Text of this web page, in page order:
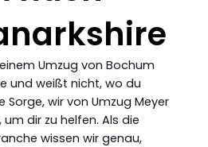
Umzug von Bochum
und weißt nicht, wo du
Sorge, wir von Umzug Meyer
dir zu helfen. Als die
wissen wir genau,